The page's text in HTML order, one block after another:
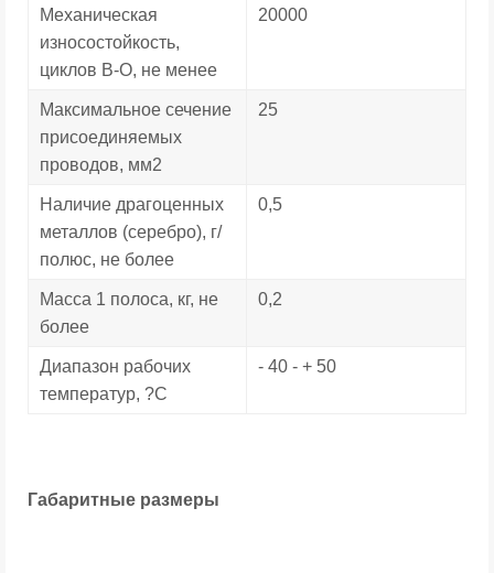
Механическая
износостойкость,
циклов В-О, не менее
20000
Максимальное сечение
присоединяемых
проводов, мм2
25
Наличие драгоценных
металлов (серебро), г/
полюс, не более
0,5
Масса 1 полоса, кг, не
более
0,2
Диапазон рабочих
температур, ?С
- 40 - + 50
Габаритные размеры